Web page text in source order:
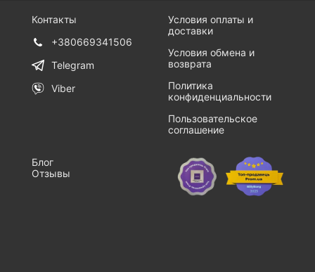
Контакты
+380669341506
Telegram
Viber
Условия оплаты и
доставки
Условия обмена и
возврата
Политика
конфиденциальности
Пользовательское
соглашение
Блог
Отзывы